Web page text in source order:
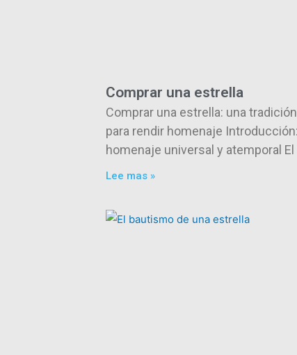
Comprar una estrella
Comprar una estrella: una
para rendir homenaje
homenaje universal y atemporal
Lee mas »